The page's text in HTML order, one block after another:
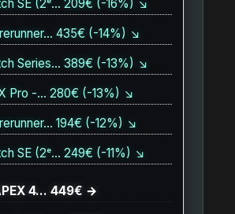
SE (2ᵉ… 209€ (-16%) ↘
435€ (-14%) ↘
Series… 389€ (-13%) ↘
Pro -… 280€ (-13%) ↘
194€ (-12%) ↘
SE (2ᵉ… 249€ (-11%) ↘
4… 449€ →